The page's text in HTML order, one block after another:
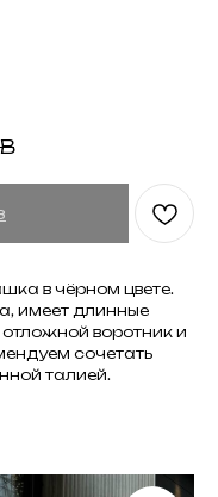
в чёрном цвете.
имеет длинные
воротник и
сочетать
талией.